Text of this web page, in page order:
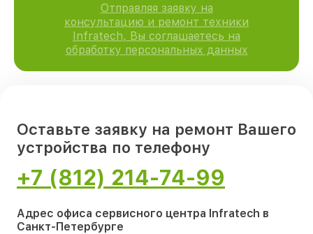
Отправляя заявку на
консультацию и ремонт техники
Infratech, Вы соглашаетесь на
обработку персональных данных
Оставьте заявку на ремонт Вашего
устройства по телефону
+7 (812) 214-74-99
Адрес офиса сервисного центра Infratech в
Санкт-Петербурге